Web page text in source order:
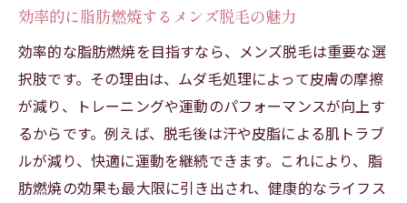
効率的に脂肪燃焼するメンズ脱毛の魅力
効率的な脂肪燃焼を目指すなら、メンズ脱毛は重要な選
択肢です。その理由は、ムダ毛処理によって皮膚の摩擦
が減り、トレーニングや運動のパフォーマンスが向上す
るからです。例えば、脱毛後は汗や皮脂による肌トラブ
ルが減り、快適に運動を継続できます。これにより、脂
肪燃焼の効果も最大限に引き出され、健康的なライフス